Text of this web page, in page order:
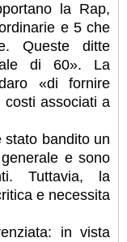
la Rap,
e 5 che
Queste ditte
di 60». La
«di fornire
costi associati a
stato bandito un
e sono
Tuttavia, la
e necessita
in vista